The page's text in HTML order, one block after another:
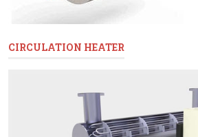
CIRCULATION HEATER